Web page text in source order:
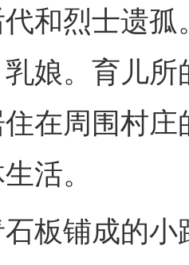
和烈士遗
娘。育儿
在周围村
活。
铺成的小